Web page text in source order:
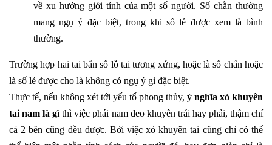
về xu hướng giới tính của một số người. Số chẵn thường
mang ngụ ý đặc biệt, trong khi số lẻ được xem là bình
thường.
Trường hợp hai tai bắn số lỗ tai tương xứng, hoặc là số chẵn hoặc
là số lẻ được cho là không có ngụ ý gì đặc biệt.
Thực tế, nếu không xét tới yếu tố phong thủy, ý nghĩa xỏ khuyên
tai nam là gìthì việc phái nam đeo khuyên trái hay phải, thậm chí
cả 2 bên cũng đều được. Bởi việc xỏ khuyên tai cũng chỉ có thể